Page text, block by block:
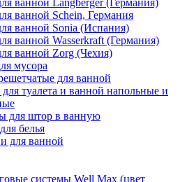
ванной Langberger (Германия)
ванной Schein, Германия
ванной Sonia (Испания)
ванной Wasserkraft (Германия)
ванной Zorg (Чехия)
мусора
для ванной
туалета и ванной напольные и
для штор в ванную
белья
для ванной
системы Well Max (цвет